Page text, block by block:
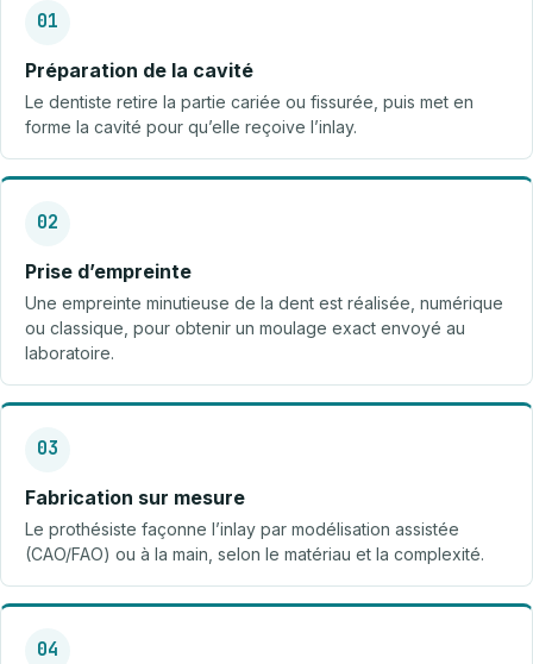
01
Préparation de la cavité
Le dentiste retire la partie cariée ou fissurée, puis met en
forme la cavité pour qu’elle reçoive l’inlay.
02
Prise d’empreinte
Une empreinte minutieuse de la dent est réalisée, numérique
ou classique, pour obtenir un moulage exact envoyé au
laboratoire.
03
Fabrication sur mesure
Le prothésiste façonne l’inlay par modélisation assistée
(CAO/FAO) ou à la main, selon le matériau et la complexité.
04